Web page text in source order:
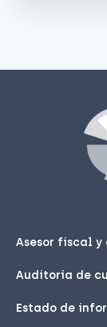
Asesor fiscal
Auditoría de
Estado de